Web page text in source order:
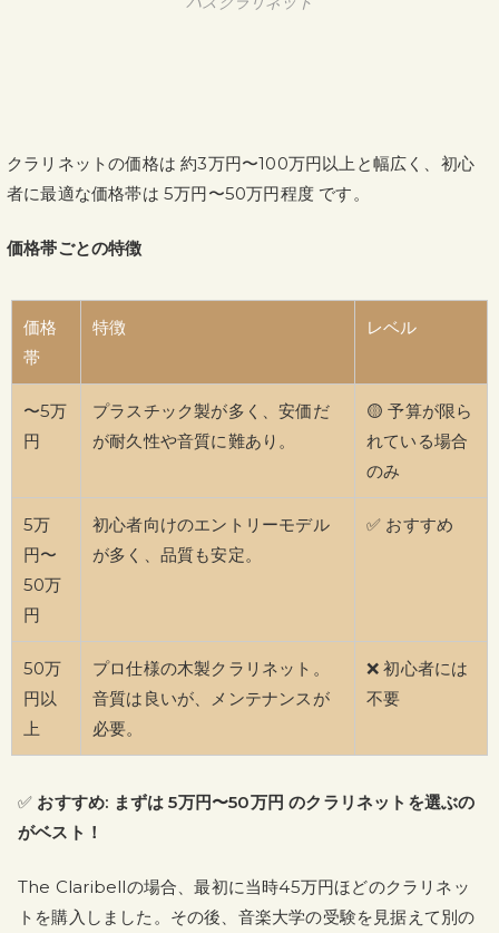
クラリネットの価格は 約3万円〜100万円以上と幅広く、初心
者に最適な価格帯は 5万円〜50万円程度 です。
価格帯ごとの特徴
価格
帯
特徴 レベル
〜5万
円
プラスチック製が多く、安価だ
が耐久性や音質に難あり。
🟡 予算が限ら
れている場合
のみ
5万
円〜
50万
円
初心者向けのエントリーモデル
が多く、品質も安定。
✅ おすすめ
50万
円以
上
プロ仕様の木製クラリネット。
音質は良いが、メンテナンスが
必要。
❌ 初心者には
不要
✅ おすすめ: まずは 5万円〜50万円 のクラリネットを選ぶの
がベスト！
The Claribellの場合、最初に当時45万円ほどのクラリネッ
トを購入しました。その後、音楽大学の受験を見据えて別の